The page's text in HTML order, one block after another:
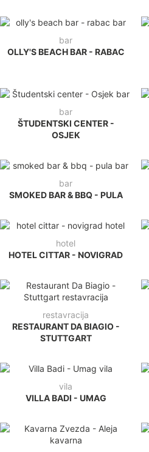
bar
OLLY'S BEACH BAR - RABAC
bar
ŠTUDENTSKI CENTER -
OSJEK
bar
SMOKED BAR & BBQ - PULA
hotel
HOTEL CITTAR - NOVIGRAD
restavracija
RESTAURANT DA BIAGIO -
STUTTGART
vila
VILLA BADI - UMAG